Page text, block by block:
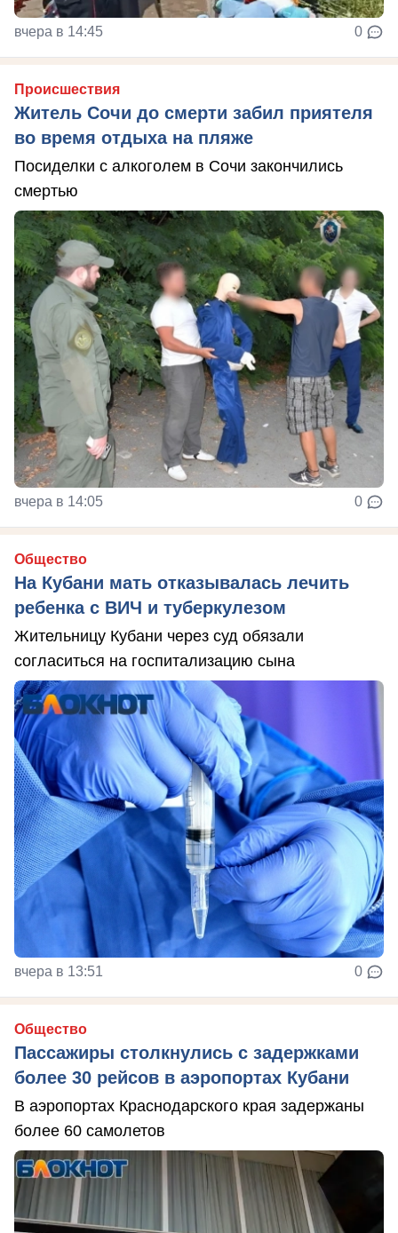
вчера в 14:45 0
Происшествия
Житель Сочи до смерти забил приятеля
во время отдыха на пляже
Посиделки с алкоголем в Сочи закончились
смертью
вчера в 14:05 0
Общество
На Кубани мать отказывалась лечить
ребенка с ВИЧ и туберкулезом
Жительницу Кубани через суд обязали
согласиться на госпитализацию сына
вчера в 13:51 0
Общество
Пассажиры столкнулись с задержками
более 30 рейсов в аэропортах Кубани
В аэропортах Краснодарского края задержаны
более 60 самолетов